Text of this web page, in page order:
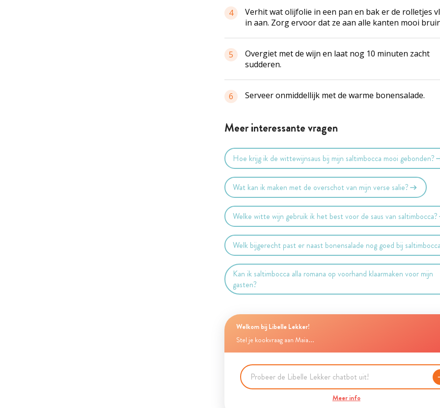
4
Verhit wat olijfolie in een pan en bak er de rolletjes
in aan. Zorg ervoor dat ze aan alle kanten mooi
5
Overgiet met de wijn en laat nog 10 minuten zacht
sudderen.
6 Serveer onmiddellijk met de warme bonensalade.
Meer interessante vragen
Hoe krijg ik de wittewijnsaus bij mijn saltimbocca mooi gebonden?
Wat kan ik maken met de overschot van mijn verse salie?
Welke witte wijn gebruik ik het best voor de saus van saltimbocca?
Welk bijgerecht past er naast bonensalade nog goed bij
Kan ik saltimbocca alla romana op voorhand klaarmaken voor mijn
gasten?
Welkom bij Libelle Lekker!
Stel je kookvraag aan Maia...
Meer info